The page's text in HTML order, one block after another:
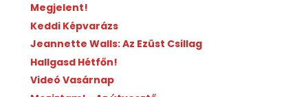
Megjelent!
Keddi Képvarázs
Jeannette Walls: Az Ezüst Csillag
Hallgasd Hétfőn!
Videó Vasárnap